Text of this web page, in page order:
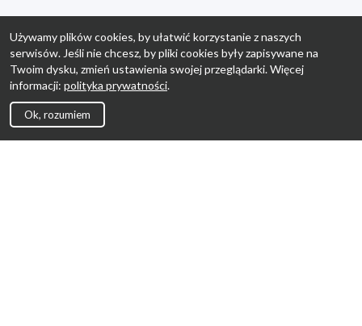
Używamy plików cookies, by ułatwić korzystanie z naszych
serwisów. Jeśli nie chcesz, by pliki cookies były zapisywane na
Twoim dysku, zmień ustawienia swojej przeglądarki. Więcej
informacji: polityka prywatności.
Ok, rozumiem